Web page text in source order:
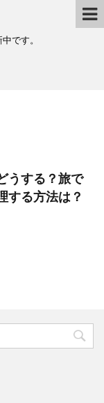
です。
うする？旅で
する方法は？